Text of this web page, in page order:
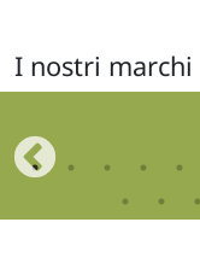
I nostri marchi